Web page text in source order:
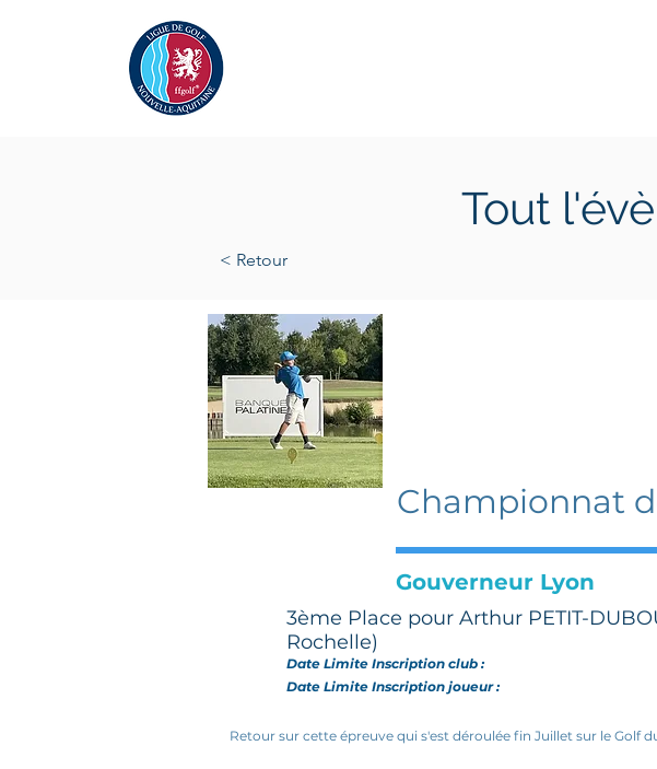
Tout
< Retour
Championnat
Gouverneur Lyon
3ème Place pour Arthur PETIT-
Rochelle)
Date Limite Inscription club :
Date Limite Inscription joueur :
Retour sur cette épreuve qui s'est déroulée fin Juillet sur le Golf